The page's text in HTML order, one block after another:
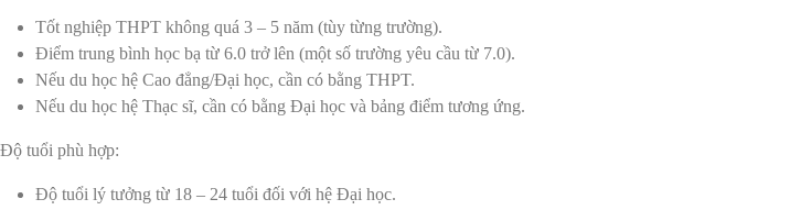
Tốt nghiệp THPT không quá 3 – 5 năm (tùy từng trường).
Điểm trung bình học bạ từ 6.0 trở lên (một số trường yêu cầu từ 7.0).
Nếu du học hệ Cao đẳng/Đại học, cần có bằng THPT.
Nếu du học hệ Thạc sĩ, cần có bằng Đại học và bảng điểm tương ứng.
Độ tuổi phù hợp:
Độ tuổi lý tưởng từ 18 – 24 tuổi đối với hệ Đại học.